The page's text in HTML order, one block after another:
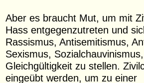
Aber es braucht Mut, um mit
Hass entgegenzutreten und
Rassismus, Antisemitismus,
Sexismus,
Gleichgültigkeit zu stellen.
eingeübt werden, um zu einer